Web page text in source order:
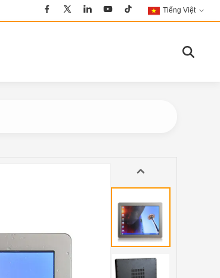
Tiếng Việt